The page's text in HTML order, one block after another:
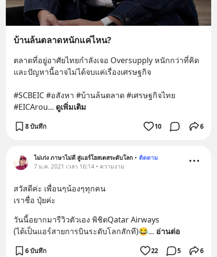
บ้านล้นตลาดหนักแค่ไหน?
ตลาดที่อยู่อาศัยไทยกำลังเจอ Oversupply หนักกว่าที่คิด
และปัญหานี้อาจไม่ได้จบแค่เรื่องเศรษฐกิจ
#SCBEIC #อสังหา #บ้านล้นตลาด #เศรษฐกิจไทย
#EICArou... ดูเพิ่มเติม
8 บันทึก 10 6
ไม่เก่ง ภาษาไม่ดี สู่แอร์โฮสเตสระดับโลก • ติดตาม
7 ม.ค. 2021 เวลา 16:14 • ความงาม
สวัสดีค่ะ เพื่อนๆน้องๆทุกคน
เราชื่อ ปุ๋ยค่ะ
วันนี้อยากมารีวิวตัวเอง พิชิตQatar Airways
(ได้เป็นแอร์สายการบินระดับโลกสักที)😂... อ่านต่อ
6 บันทึก 22 5 6